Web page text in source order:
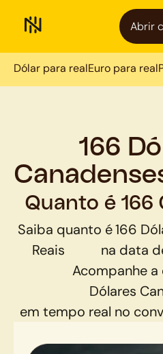
Abrir
Dólar para realEuro para real
166
Quanto é 166
Saiba quanto é166
Reais
na data
Acompanhe
Dólares
em tempo real no